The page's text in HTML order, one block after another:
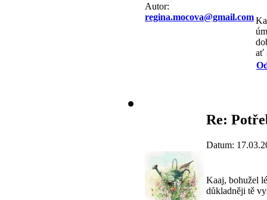
Autor:
regina.mocova@gmail.com
ať
Re:
Datum:
Kaaj, bohužel
důkladněji tě